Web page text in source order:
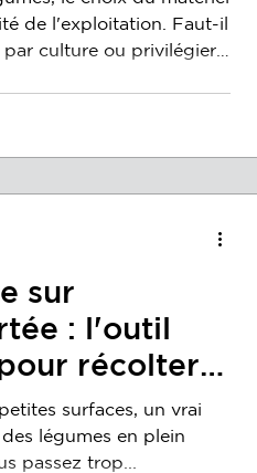
de l'exploitation. Faut-il
culture ou privilégier
représente un défi
d'un tapis de
sur
: l'outil
récolter
petites
surfaces, un vrai
légumes en plein
passez trop...